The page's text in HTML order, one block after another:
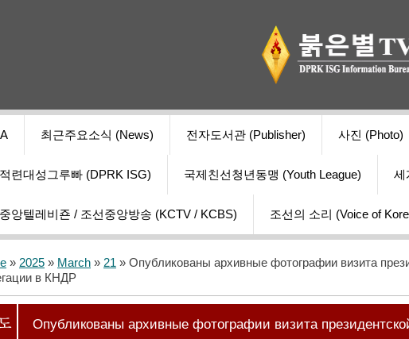
최근주요소식 (News) 전자도서관 (Publisher) 사진 (Photo)
련대성그루빠 (DPRK ISG) 국제친선청년동맹 (Youth League) 세
앙텔레비죤 / 조선중앙방송 (KCTV / KCBS) 조선의 소리 (Voice of
» 2025 » March » 21 » Опубликованы архивные фотографии визита
в КНДР
Опубликованы архивные фотографии визита